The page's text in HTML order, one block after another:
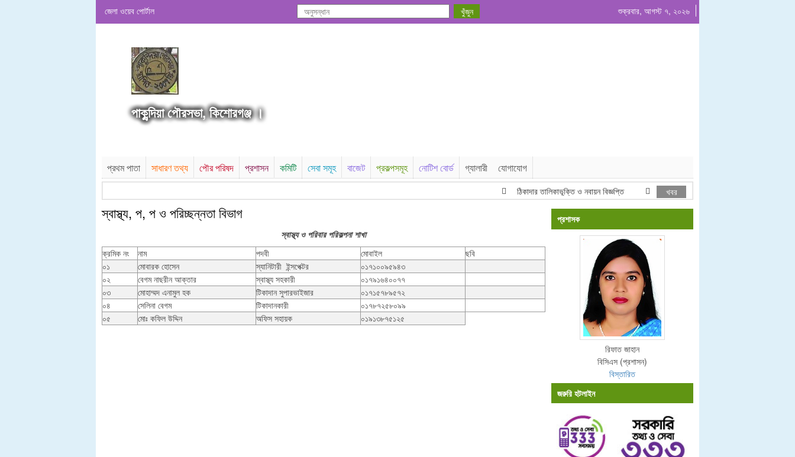
জেলা ওয়েব পোর্টাল শুক্রবার, আগস্ট ৭, ২০২৬
পাকুন্দিয়া পৌরসভা, কিশোরগঞ্জ ।
প্রথম পাতা সাধারণ তথ্য পৌর পরিষদ প্রশাসন কমিটি সেবা সমূহ বাজেট প্রকল্পসমূহ নোটিশ বোর্ড গ্যালারী যোগাযোগ
ঠিকাদার তালিকাভূক্তি ও নবায়ন বিজ্ঞপ্তি পরিচালন ও রক্ষনাবেক্ষন কর্মপরিকল্পনা ২০২৫-২০২৬
খবর
স্বাস্থ্য, প, প ও পরিচ্ছন্নতা ‍বিভাগ
স্বাস্থ্য ও পরিবার পরিকল্পনা শাখা
ক্রমিক নং
নাম পদবী মোবাইল
ছবি
০১
মোবারক হোসেন স্যানিটারী ইন্সপেক্টর
০১৭১০০৯৫৯৪৩
০২
বেগম নাছরীন আক্তার স্বাস্থ্য সহকারী
০১৭৯১৬৪০০৭৭
০৩
মোহাম্মদ এনামুল হক টিকাদান সুপারভাইজার
০১৭১৫৭৮৯৫৭২
০৪
সেলিনা বেগম টিকাদানকারী
০১৭৮৭২৫৮০৯৯
০৫
মোঃ কফিল উদ্দিন অফিস সহায়ক ০১৯১৩৮৭৫১২৫
প্রশাসক
রিফাত জাহান
বিসিএস (প্রশাসন)
বিস্তারিত
জরুরি হটলাইন